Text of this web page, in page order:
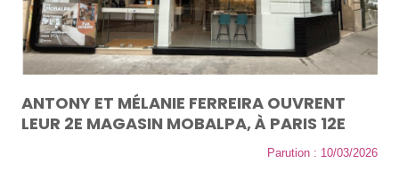
ANTONY ET MÉLANIE FERREIRA OUVRENT
LEUR 2E MAGASIN MOBALPA, À PARIS 12E
Parution : 10/03/2026